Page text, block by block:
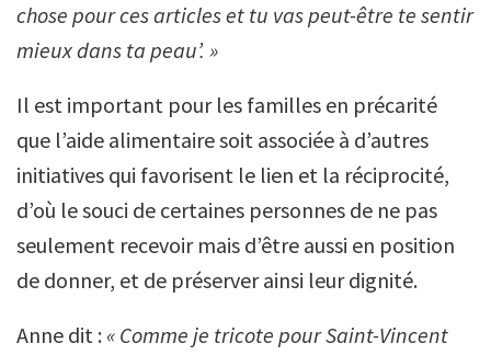
chose pour ces articles et tu vas peut-être te sentir
mieux dans ta peau’. »
Il est important pour les familles en précarité
que l’aide alimentaire soit associée à d’autres
initiatives qui favorisent le lien et la réciprocité,
d’où le souci de certaines personnes de ne pas
seulement recevoir mais d’être aussi en position
de donner, et de préserver ainsi leur dignité.
Anne dit : « Comme je tricote pour Saint-Vincent